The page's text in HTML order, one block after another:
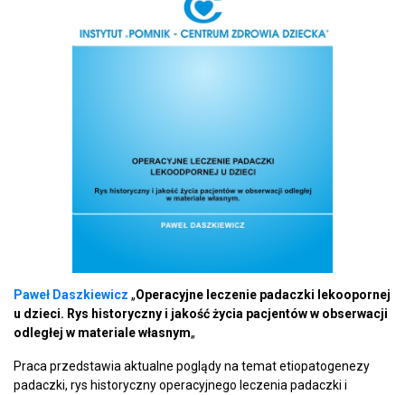
Paweł Daszkiewicz „Operacyjne leczenie padaczki lekoopornej
u dzieci. Rys historyczny i jakość życia pacjentów w obserwacji
odległej w materiale własnym„
Praca przedstawia aktualne poglądy na temat etiopatogenezy
padaczki, rys historyczny operacyjnego leczenia padaczki i